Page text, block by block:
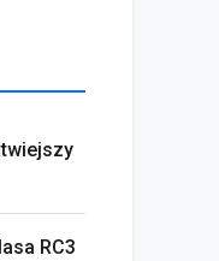
film wizerunkowy
RC3